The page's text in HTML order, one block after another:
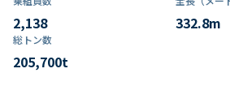
2,138 332.8m
総トン数​
205,700t